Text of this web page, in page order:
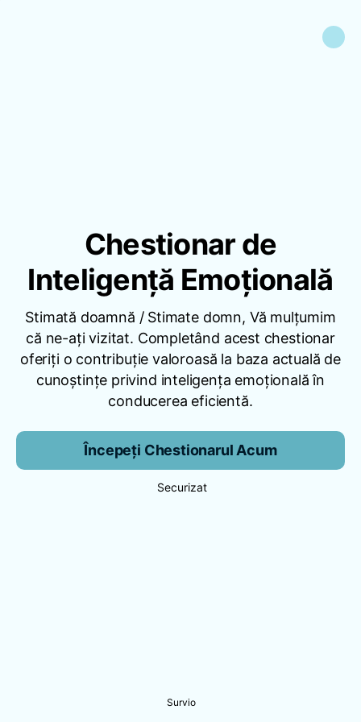
Chestionar de
Inteligență Emoțională
Stimată doamnă / Stimate domn, Vă mulțumim
că ne-ați vizitat. Completând acest chestionar
oferiți o contribuție valoroasă la baza actuală de
cunoștințe privind inteligența emoțională în
conducerea eficientă.
Începeți Chestionarul Acum
Securizat
Survio